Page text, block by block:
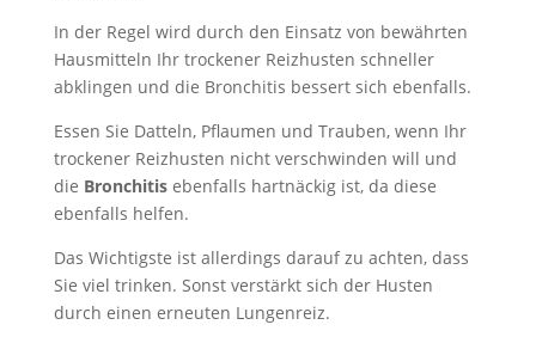
In der Regel wird durch den Einsatz von bewährten
Hausmitteln Ihr trockener Reizhusten schneller
abklingen und die Bronchitis bessert sich ebenfalls.
Essen Sie Datteln, Pflaumen und Trauben, wenn Ihr
trockener Reizhusten nicht verschwinden will und
die Bronchitisebenfalls hartnäckig ist, da diese
ebenfalls helfen.
Das Wichtigste ist allerdings darauf zu achten, dass
Sie viel trinken. Sonst verstärkt sich der Husten
durch einen erneuten Lungenreiz.